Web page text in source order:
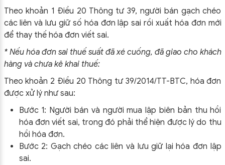
Theo khoản 1 Điều 20 Thông tư 39, người bán gạch chéo
các liên và lưu giữ số hóa đơn lập sai rồi xuất hóa đơn mới
để thay thế hóa đơn viết sai.
* Nếu hóa đơn sai thuế suất đã xé cuống, đã giao cho khách
hàng và chưa kê khai thuế:
Theo khoản 2 Điều 20 Thông tư 39/2014/TT-BTC, hóa đơn
được xử lý như sau:
Bước 1: Người bán và người mua lập biên bản thu hồi
hóa đơn viết sai, trong đó phải thể hiện được lý do thu
hồi hóa đơn.
Bước 2: Gạch chéo các liên và lưu giữ lại hóa đơn lập
sai.